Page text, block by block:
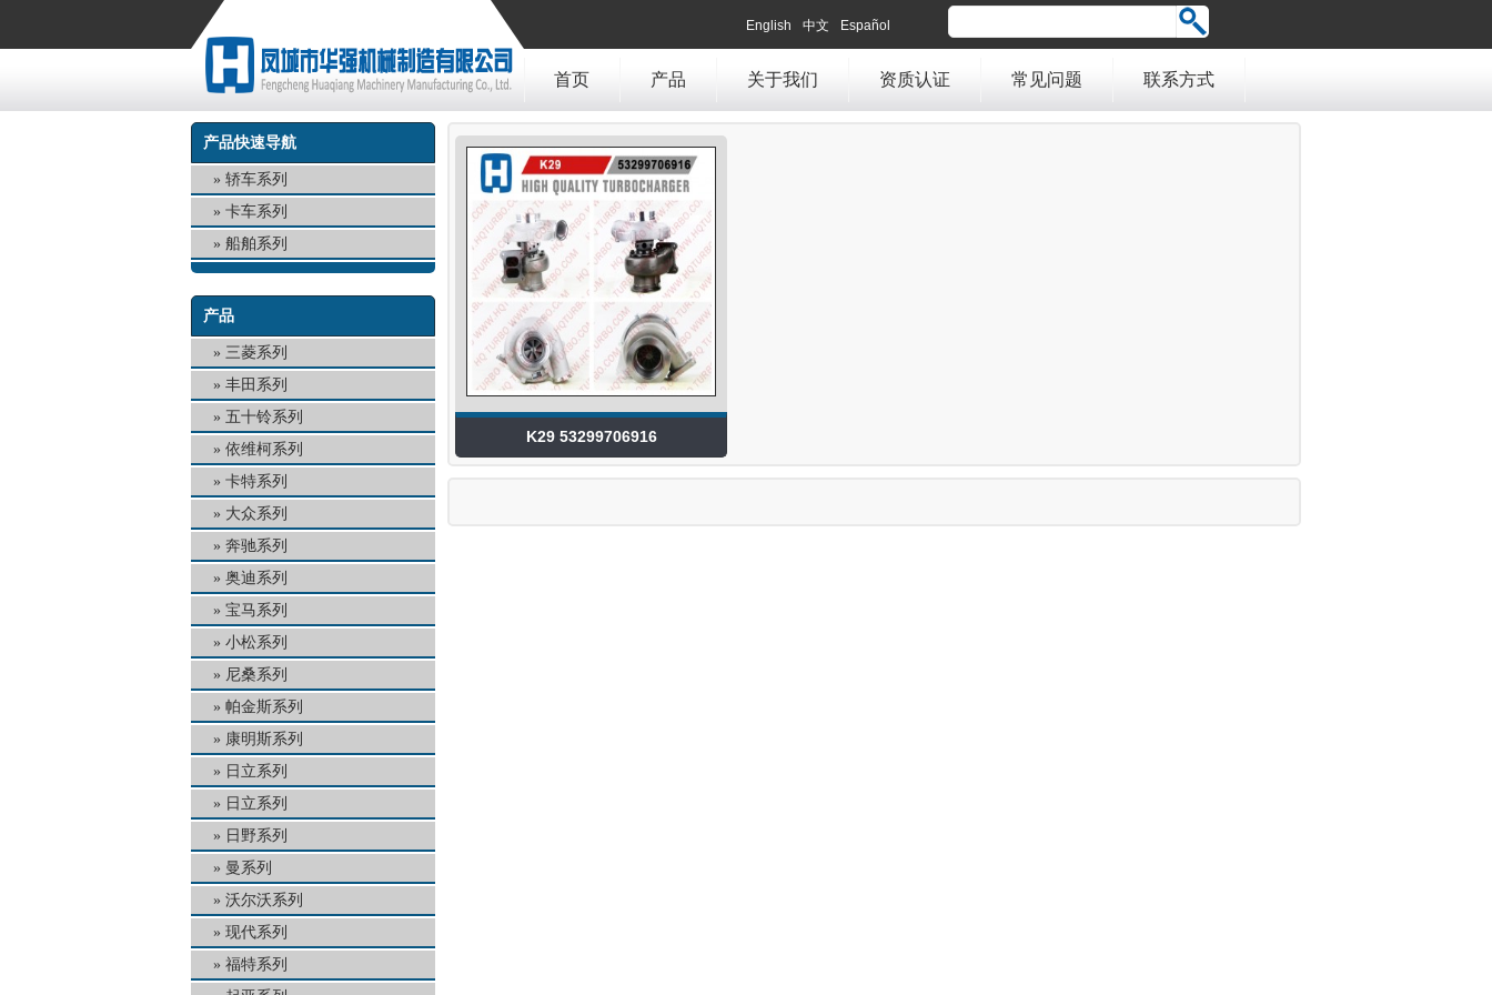
English 中文 Español
首页 产品 关于我们 资质认证 常见问题 联系方式
产品快速导航
轿车系列
卡车系列
船舶系列
产品
三菱系列
丰田系列
五十铃系列
依维柯系列
卡特系列
大众系列
奔驰系列
奥迪系列
宝马系列
小松系列
尼桑系列
帕金斯系列
康明斯系列
日立系列
日立系列
日野系列
曼系列
沃尔沃系列
现代系列
福特系列
K29 53299706916